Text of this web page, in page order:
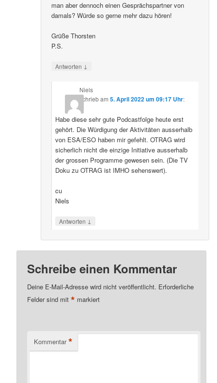
man aber dennoch einen Gesprächspartner von
damals? Würde so gerne mehr dazu hören!
Grüße Thorsten
P.S.
Antworten ↓
Niels
schriebam 5. April 2022 um 09:17 Uhr:
Habe diese sehr gute Podcastfolge heute erst
gehört. Die Würdigung der Aktivitäten ausserhalb
von ESA/ESO haben mir gefehlt. OTRAG wird
sicherlich nicht die einzige Initiative ausserhalb
der grossen Programme gewesen sein. (Die TV
Doku zu OTRAG ist IMHO sehenswert).
cu
Niels
Antworten ↓
Schreibe einen Kommentar
Deine E-Mail-Adresse wird nicht veröffentlicht. Erforderliche
Felder sind mit* markiert
Kommentar *